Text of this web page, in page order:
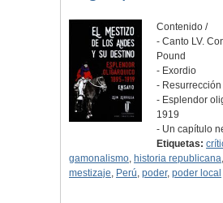
Contenido /
- Canto LV.
Pound
- Exordio
- Resurrección
- Esplendor
1919
- Un capítulo
Etiquetas:
gamonalismo, historia republicana,
mestizaje, Perú, poder, poder local